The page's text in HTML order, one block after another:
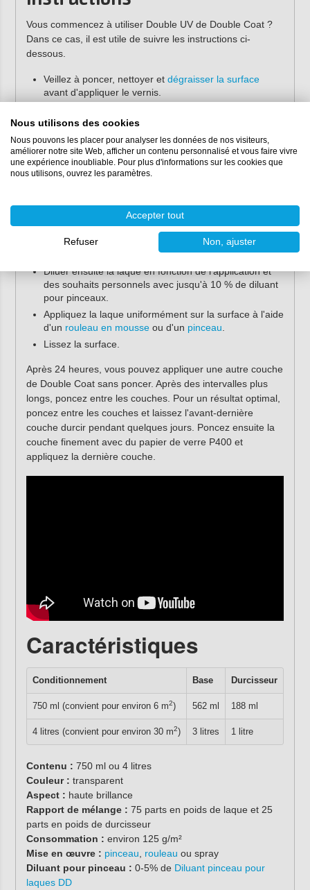
Vous commencez à utiliser Double UV de Double Coat ?
Dans ce cas, il est utile de suivre les instructions ci-
dessous.
Veillez à poncer, nettoyer et dégraisser la surface
avant d'appliquer le vernis.
vernis pour obtenir une couleur homogène.
Peser la quantité souhaitée dans ungobelet de
mélange.
Ajoutez-y le durcisseur en respectant le rapport de
parois et le fond du gobelet.
Laisser la laque pré-réagir pendant environ 10
minutes (ce n'est pas nécessaire, mais cela réduit la
quantité d'air dans le mélange).
Diluer ensuite la laque en fonction de l'application et
des souhaits personnels avec jusqu'à 10 % de diluant
pour pinceaux.
Appliquez la laque uniformément sur la surface à l'aide
d'un rouleau en mousseou d'un pinceau
Lissez la surface.
Après 24 heures, vous pouvez appliquer une autre couche
de Double Coat sans poncer. Après des intervalles plus
longs, poncez entre les couches. Pour un résultat optimal,
poncez entre les couches et laissez l'avant-dernière
couche durcir pendant quelques jours. Poncez ensuite la
couche finement avec du papier de verre P400 et
appliquez la dernière couche.
Caractéristiques
Conditionnement Base Durcisseur
750 ml (convient pour environ 6 m2) 562 ml 188 ml
4 litres (convient pour environ 30 m2) 3 litres 1 litre
Contenu : 750 ml ou 4 litres
Couleur : transparent
Aspect : haute brillance
Rapport de mélange : 75 parts en poids de laque et 25
parts en poids de durcisseur
Consommation : environ 125 g/m²
Mise en œuvre : pinceau rouleau ou spray
Diluant pour pinceau : 0-5% de Diluant pinceau pour
laques DD
Nous utilisons des cookies
Nous pouvons les placer pour analyser les données de nos visiteurs,
améliorer notre site Web, afficher un contenu personnalisé et vous faire vivre
une expérience inoubliable. Pour plus d'informations sur les cookies que
nous utilisons, ouvrez les paramètres.
Accepter tout
Refuser Non, ajuster